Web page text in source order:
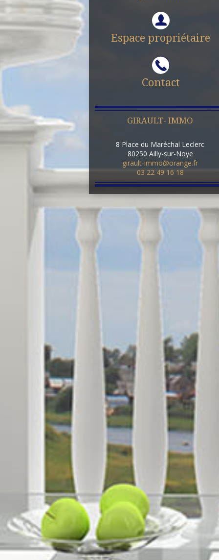
Espace propriétaire
Contact
GIRAULT- IMMO
8 Place du Maréchal Leclerc
80250 Ailly-sur-Noye
girault-immo@orange.fr
03 22 49 16 18